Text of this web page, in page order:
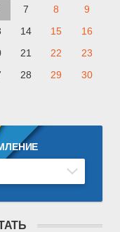
7 8
9
14 15
16
21 22
23
28 29
30